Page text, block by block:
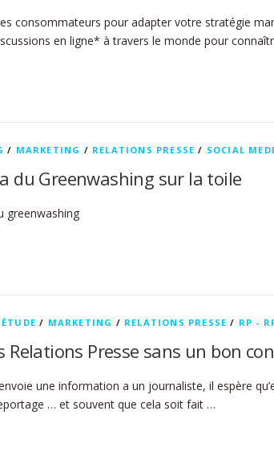
consommateurs pour adapter votre stratégie
en ligne* à travers le monde pour
/ MARKETING / RELATIONS PRESSE / SOCIAL
du Greenwashing sur la toile
greenwashing
ÉTUDE / MARKETING / RELATIONS PRESSE / RP -
Relations Presse sans un bon
une information a un journaliste, il espère
… et souvent que cela soit fait …